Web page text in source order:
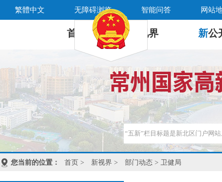
繁體中文 无障碍浏览 智能问答 网站
首 页 新 视界 新公
您当前的位置： 首页 > 新视界 > 部门动态 > 卫健局